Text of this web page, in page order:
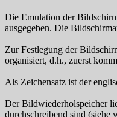
Die Emulation der
ausgegeben. Die
Zur Festlegung der
organisiert, d.h., zuerst
Als Zeichensatz ist der
Der Bildwiederholspeicher
durchschreibend sind (siehe